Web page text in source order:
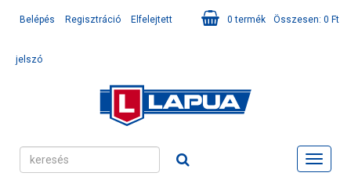
Összesen: 0 Ft
0 termék
Belépés Regisztráció Elfelejtett
jelszó